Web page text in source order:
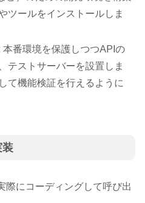
ツールをインストールしま
本番環境を保護しつつAPIの
テストサーバーを設置しま
て機能検証を行えるように
装
際にコーディングして呼び出